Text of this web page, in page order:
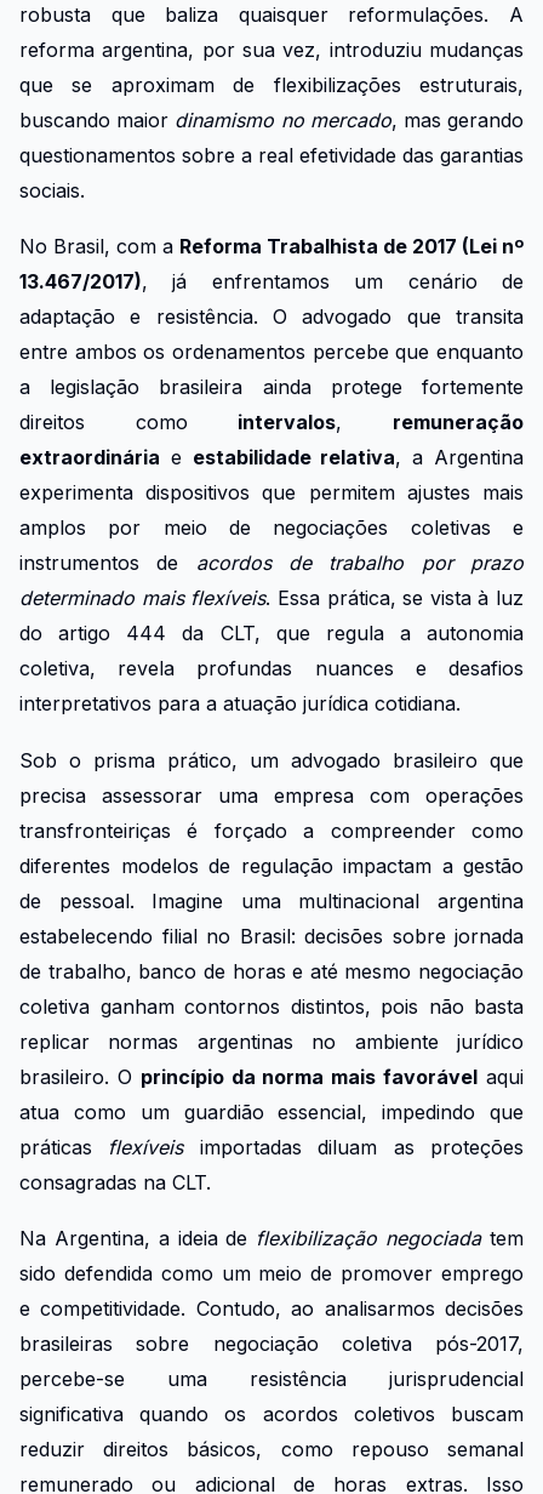
robusta que baliza quaisquer reformulações. A
reforma argentina, por sua vez, introduziu mudanças
que se aproximam de flexibilizações estruturais,
buscando maior dinamismo no mercado, mas gerando
questionamentos sobre a real efetividade das garantias
sociais.
No Brasil, com a Reforma Trabalhista de 2017 (Lei nº
13.467/2017), já enfrentamos um cenário de
adaptação e resistência. O advogado que transita
entre ambos os ordenamentos percebe que enquanto
a legislação brasileira ainda protege fortemente
direitos como intervalos, remuneração
extraordinária e estabilidade relativa, a Argentina
experimenta dispositivos que permitem ajustes mais
amplos por meio de negociações coletivas e
instrumentos de acordos de trabalho por prazo
determinado mais flexíveis. Essa prática, se vista à luz
do artigo 444 da CLT, que regula a autonomia
coletiva, revela profundas nuances e desafios
interpretativos para a atuação jurídica cotidiana.
Sob o prisma prático, um advogado brasileiro que
precisa assessorar uma empresa com operações
transfronteiriças é forçado a compreender como
diferentes modelos de regulação impactam a gestão
de pessoal. Imagine uma multinacional argentina
estabelecendo filial no Brasil: decisões sobre jornada
de trabalho, banco de horas e até mesmo negociação
coletiva ganham contornos distintos, pois não basta
replicar normas argentinas no ambiente jurídico
brasileiro. O princípio da norma mais favorável aqui
atua como um guardião essencial, impedindo que
práticas flexíveisimportadas diluam as proteções
consagradas na CLT.
Na Argentina, a ideia de flexibilização negociadatem
sido defendida como um meio de promover emprego
e competitividade. Contudo, ao analisarmos decisões
brasileiras sobre negociação coletiva pós-2017,
percebe-se uma resistência jurisprudencial
significativa quando os acordos coletivos buscam
reduzir direitos básicos, como repouso semanal
remunerado ou adicional de horas extras. Isso